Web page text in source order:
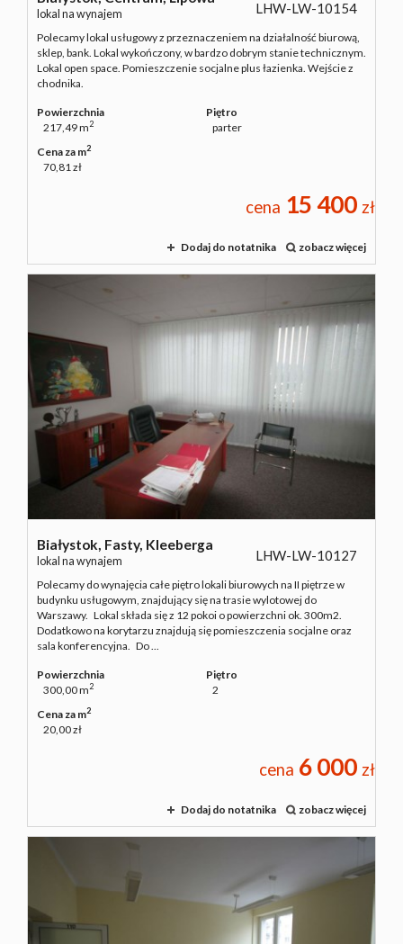
lokal na wynajem LHW-LW-10154
Polecamy lokal usługowy z przeznaczeniem na działalność biurową,
sklep, bank. Lokal wykończony, w bardzo dobrym stanie technicznym.
Lokal open space. Pomieszczenie socjalne plus łazienka. Wejście z
chodnika.
Powierzchnia
217,49 m2
Piętro
parter
Cena za m2
70,81 zł
cena 15 400 zł
Dodaj do notatnika zobacz więcej
Białystok, Fasty, Kleeberga
lokal na wynajem LHW-LW-10127
Polecamy do wynajęcia całe piętro lokali biurowych na II piętrze w
budynku usługowym, znajdujący się na trasie wylotowej do
Warszawy. Lokal składa się z 12 pokoi o powierzchni ok. 300m2.
Dodatkowo na korytarzu znajdują się pomieszczenia socjalne oraz
sala konferencyjna. Do ...
Powierzchnia
300,00 m2
Piętro
2
Cena za m2
20,00 zł
cena 6 000 zł
Dodaj do notatnika zobacz więcej